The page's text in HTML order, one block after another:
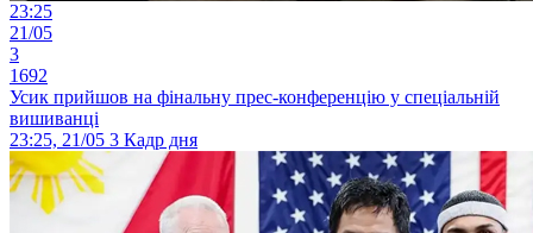
23:25
21/05
3
1692
Усик прийшов на фінальну прес-конференцію у спеціальній
вишиванці
23:25, 21/05 3 Кадр дня